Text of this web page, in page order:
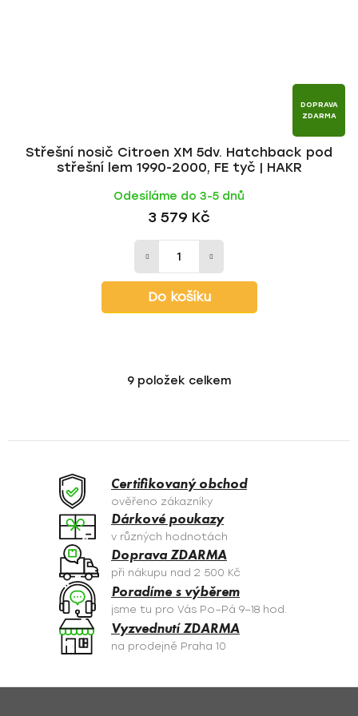
DOPRAVA
ZDARMA
Střešní nosič Citroen XM 5dv. Hatchback pod
střešní lem 1990-2000, FE tyč | HAKR
Odesíláme do 3-5 dnů
3 579 Kč
Do košíku
O
á
c
í
p
r
v
k
y
v
ý
p
s
9 položek celkem
Certifikovaný obchod
ověřeno zákazníky
Dárkové poukazy
v různých hodnotách
Doprava ZDARMA
při nákupu nad 2 500 Kč
Poradíme s výběrem
jsme tu pro Vás Po–Pá 9–18 hod.
Vyzvednutí ZDARMA
na prodejně Praha 10